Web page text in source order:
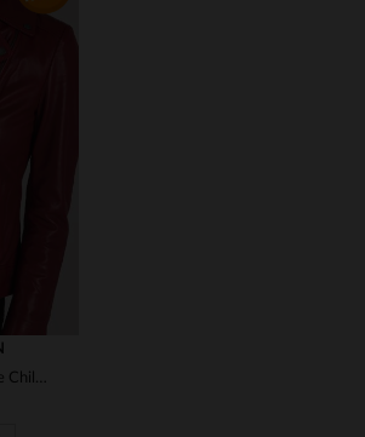
Perfecto Curve rouge Chili en cuir de mouton, style biker et féminin.